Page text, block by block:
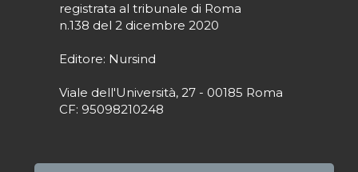
registrata al tribunale di Roma
n.138 del 2 dicembre 2020
Editore: Nursind
Viale dell'Università, 27 - 00185 Roma
CF: 95098210248